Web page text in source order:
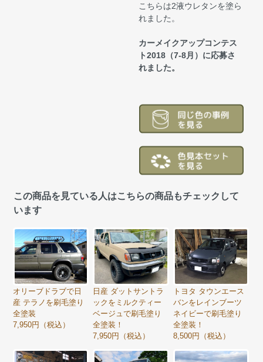
こちらは2液ウレタンを塗ら
れました。
カーメイクアップコンテス
ト2018（7-8月）に応募さ
れました。
この商品を見ている人はこちらの商品もチェックして
います
オリーブドラブで日
産 テラノを刷毛塗り
全塗装
7,950円（税込）
日産 ダットサントラ
ックをミルクティー
ベージュで刷毛塗り
全塗装！
7,950円（税込）
トヨタ タウンエース
バンをレインブーツ
ネイビーで刷毛塗り
全塗装！
8,500円（税込）